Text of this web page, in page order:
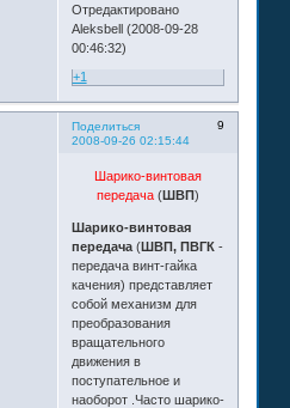
Отредактировано
Aleksbell (2008-09-28
00:46:32)
+1
Поделиться
9
2008-09-26 02:15:44
Шарико-винтовая
передача (ШВП)
Шарико-винтовая
передача (ШВП, ПВГК -
передача винт-гайка
качения) представляет
собой механизм для
преобразования
вращательного
движения в
поступательное и
наоборот .Часто шарико-